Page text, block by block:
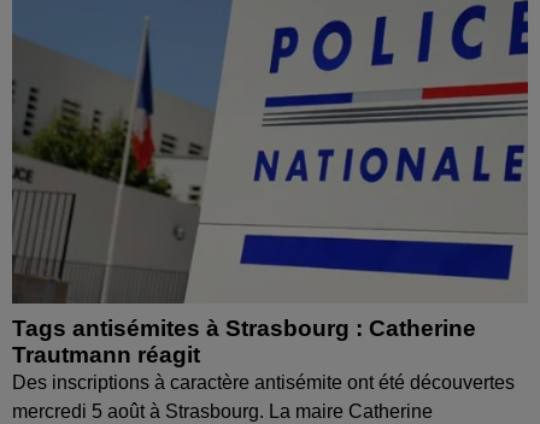
Tags antisémites à Strasbourg : Catherine
Trautmann réagit
Des inscriptions à caractère antisémite ont été découvertes
mercredi 5 août à Strasbourg. La maire Catherine